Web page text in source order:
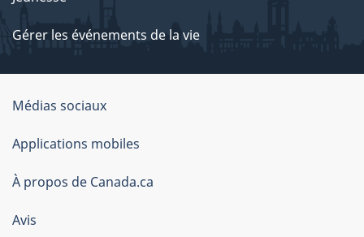
Gérer les événements de la vie
Organisation
du
gouvernement
du
Canada
Médias sociaux
Applications mobiles
À propos de Canada.ca
Avis